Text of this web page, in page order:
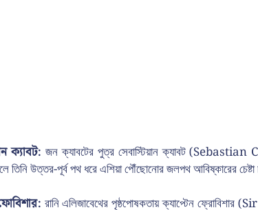
ক্যাবট: জন ক্যাবটের পুত্র সেবাস্টিয়ান ক্যাবট (Sebastian
তিনি উত্তর-পূর্ব পথ ধরে এশিয়া পৌঁছোনোর জলপথ আবিষ্কারের চেষ্টা
রানি এলিজাবেথের পৃষ্ঠপোষকতায় ক্যাপ্টেন